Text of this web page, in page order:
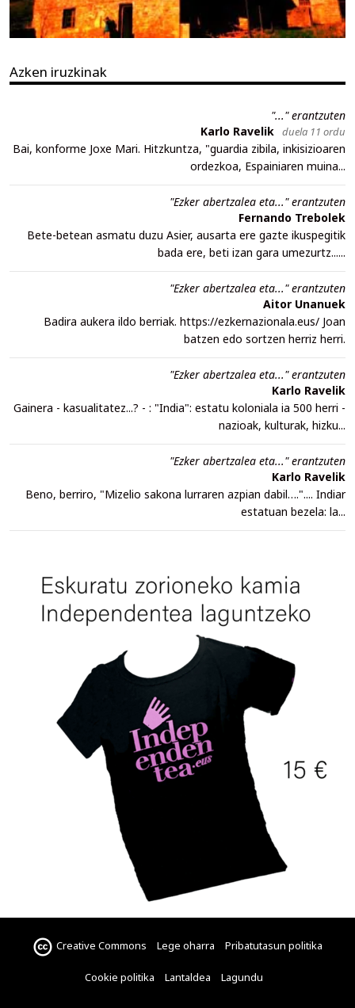
Azken iruzkinak
"..." erantzuten
Karlo Ravelik duela 11 ordu
Bai, konforme Joxe Mari. Hitzkuntza, "guardia zibila, inkisizioaren
ordezkoa, Espainiaren muina...
"Ezker abertzalea eta..." erantzuten
Fernando Trebolek
Bete-betean asmatu duzu Asier, ausarta ere gazte ikuspegitik
bada ere, beti izan gara umezurtz......
"Ezker abertzalea eta..." erantzuten
Aitor Unanuek
Badira aukera ildo berriak. https://ezkernazionala.eus/ Joan
batzen edo sortzen herriz herri.
"Ezker abertzalea eta..." erantzuten
Karlo Ravelik
Gainera - kasualitatez...? - : "India": estatu koloniala ia 500 herri -
nazioak, kulturak, hizku...
"Ezker abertzalea eta..." erantzuten
Karlo Ravelik
Beno, berriro, "Mizelio sakona lurraren azpian dabil….".... Indiar
estatuan bezela: la...
Creative Commons Lege oharra Pribatutasun politika
Cookie politika Lantaldea Lagundu